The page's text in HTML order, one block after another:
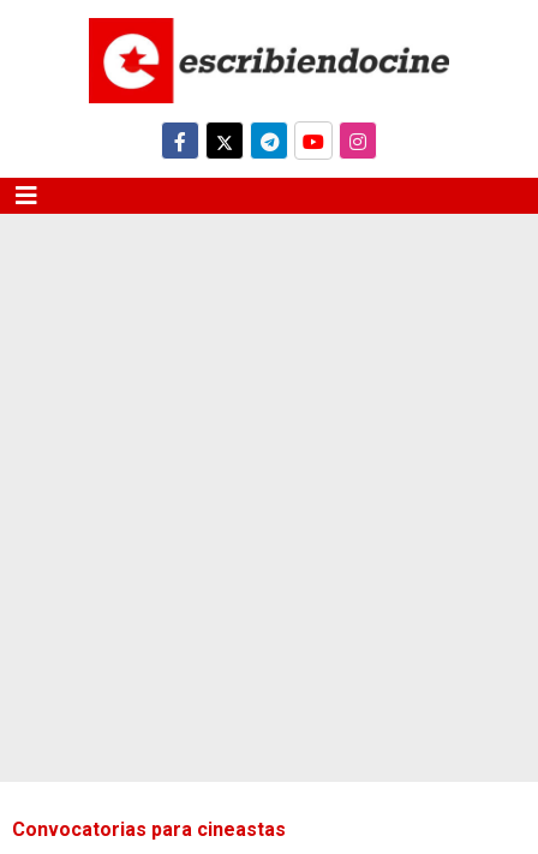
Convocatorias para cineastas